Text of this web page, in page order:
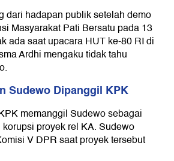
dari hadapan publik setelah demo
Masyarakat Pati Bersatu pada 13
ada saat upacara HUT ke-80 RI di
Ardhi mengaku tidak tahu
Sudewo Dipanggil KPK
memanggil Sudewo sebagai
proyek rel KA. Sudewo
V DPR saat proyek tersebut